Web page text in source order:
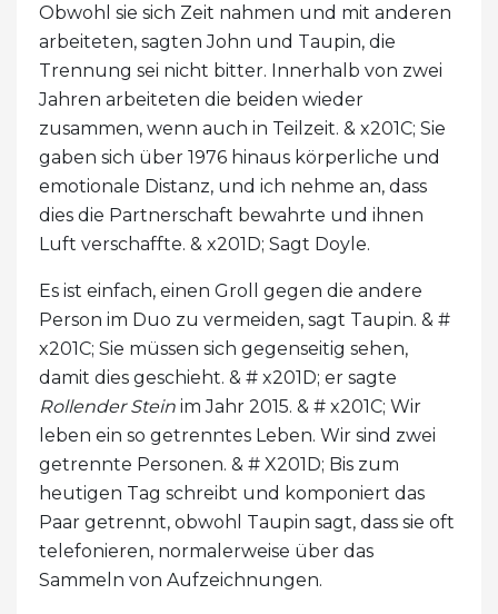
Obwohl sie sich Zeit nahmen und mit anderen
arbeiteten, sagten John und Taupin, die
Trennung sei nicht bitter. Innerhalb von zwei
Jahren arbeiteten die beiden wieder
zusammen, wenn auch in Teilzeit. & x201C; Sie
gaben sich über 1976 hinaus körperliche und
emotionale Distanz, und ich nehme an, dass
dies die Partnerschaft bewahrte und ihnen
Luft verschaffte. & x201D; Sagt Doyle.
Es ist einfach, einen Groll gegen die andere
Person im Duo zu vermeiden, sagt Taupin. & #
x201C; Sie müssen sich gegenseitig sehen,
damit dies geschieht. & # x201D; er sagte
Rollender Stein im Jahr 2015. & # x201C; Wir
leben ein so getrenntes Leben. Wir sind zwei
getrennte Personen. & # X201D; Bis zum
heutigen Tag schreibt und komponiert das
Paar getrennt, obwohl Taupin sagt, dass sie oft
telefonieren, normalerweise über das
Sammeln von Aufzeichnungen.